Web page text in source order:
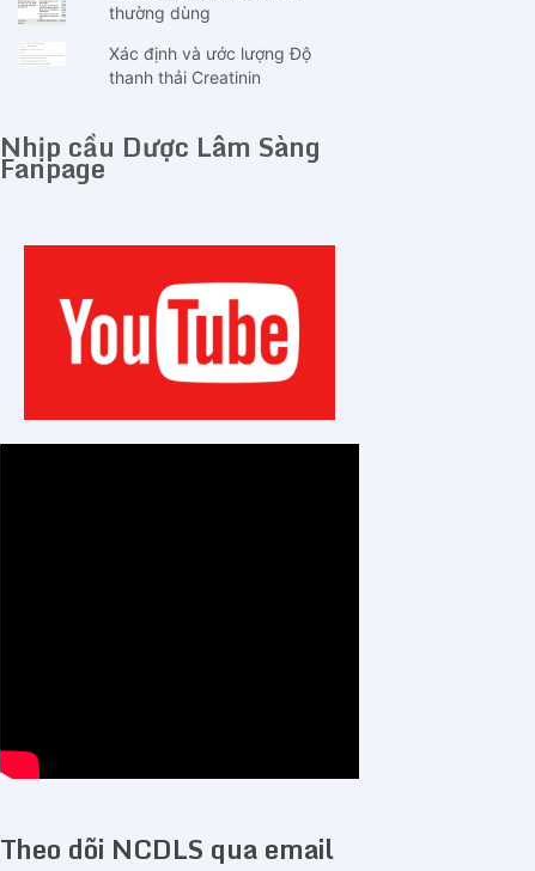
thường dùng
Xác định và ước lượng Độ
thanh thải Creatinin
Nhịp cầu Dược Lâm Sàng
Fanpage
Theo dõi NCDLS qua email